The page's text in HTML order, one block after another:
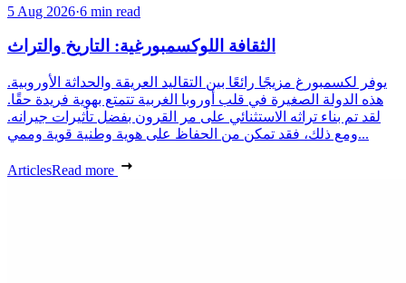
5 Aug 2026·6 min read
الثقافة اللوكسمبورغية: التاريخ والتراث
يوفر لكسمبورغ مزيجًا رائعًا بين التقاليد العريقة والحداثة الأوروبية.
هذه الدولة الصغيرة في قلب أوروبا الغربية تتمتع بهوية فريدة حقًا.
لقد تم بناء تراثه الاستثنائي على مر القرون بفضل تأثيرات جيرانه.
ومع ذلك، فقد تمكن من الحفاظ على هوية وطنية قوية وممي...
ArticlesRead more